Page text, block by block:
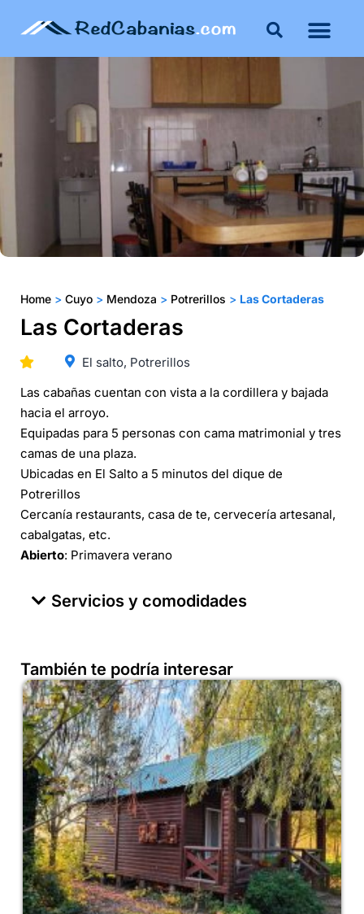
Home > Cuyo > Mendoza > Potrerillos > Las Cortaderas
Las Cortaderas
El salto, Potrerillos
Las cabañas cuentan con vista a la cordillera y bajada
hacia el arroyo.
Equipadas para 5 personas con cama matrimonial y tres
camas de una plaza.
Ubicadas en El Salto a 5 minutos del dique de
Potrerillos
Cercanía restaurants, casa de te, cervecería artesanal,
cabalgatas, etc.
Abierto: Primavera verano
Servicios y comodidades
También te podría interesar